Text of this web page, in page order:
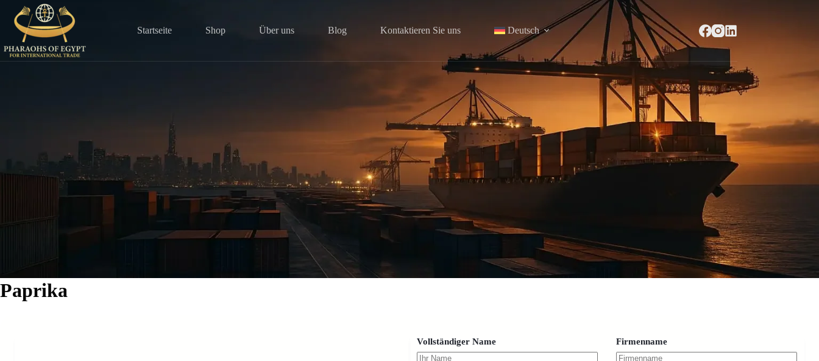
Inhalt
springen
Startseite Shop Über uns Blog Kontaktieren Sie uns Deutsch
Paprika
Vollständiger Name Firmenname